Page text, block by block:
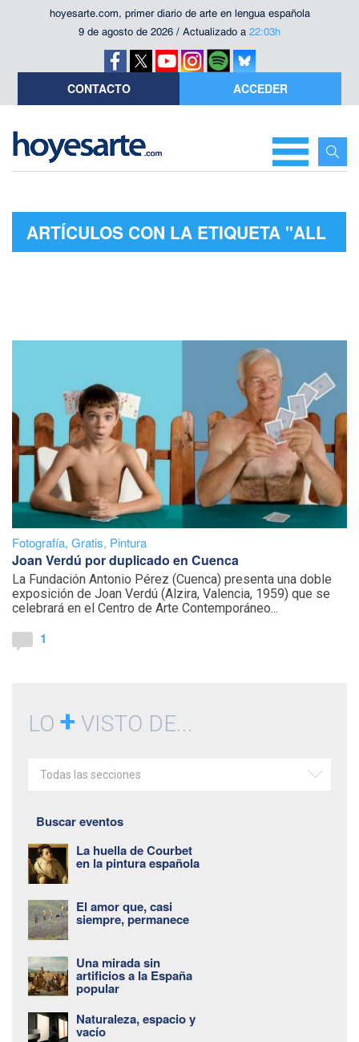
hoyesarte.com, primer diario de arte en lengua española
9 de agosto de 2026 / Actualizado a 22:03h
CONTACTO ACCEDER
ARTÍCULOS CON LA ETIQUETA "ALL
Fotografía, Gratis, Pintura
Joan Verdú por duplicado en Cuenca
La Fundación Antonio Pérez (Cuenca) presenta una doble
exposición de Joan Verdú (Alzira, Valencia, 1959) que se
celebrará en el Centro de Arte Contemporáneo...
1
LO + VISTO DE...
Todas las secciones
Buscar eventos
La huella de Courbet
en la pintura española
El amor que, casi
siempre, permanece
Una mirada sin
artificios a la España
popular
Naturaleza, espacio y
vacío